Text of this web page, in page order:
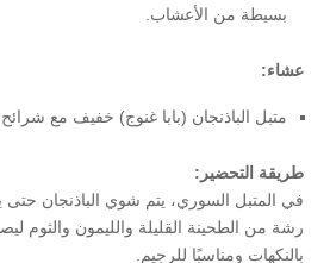
بسيطة من الأعشاب.
عشاء:
متبل الباذنجان (بابا غنوج) خفيف مع شرائح
طريقة التحضير:
في المتبل السوري، يتم شوي الباذنجان
رشة من الطحينة القليلة والليمون والثوم
بالنكهات ومناسبًا للرجيم.